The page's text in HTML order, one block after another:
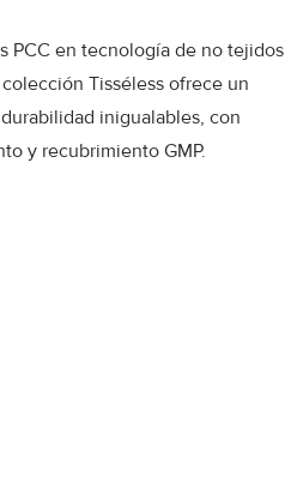
PCC en tecnología de no tejidos
Tisséless ofrece un
inigualables, con
y recubrimiento GMP.